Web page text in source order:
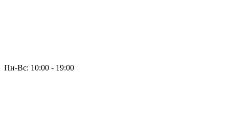
Пн-Вс: 10:00 - 19:00